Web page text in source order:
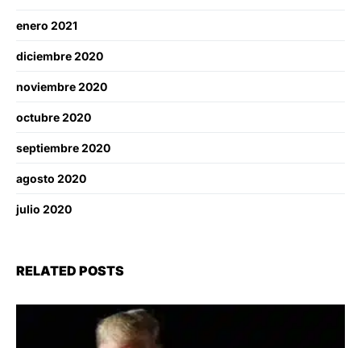
enero 2021
diciembre 2020
noviembre 2020
octubre 2020
septiembre 2020
agosto 2020
julio 2020
RELATED POSTS